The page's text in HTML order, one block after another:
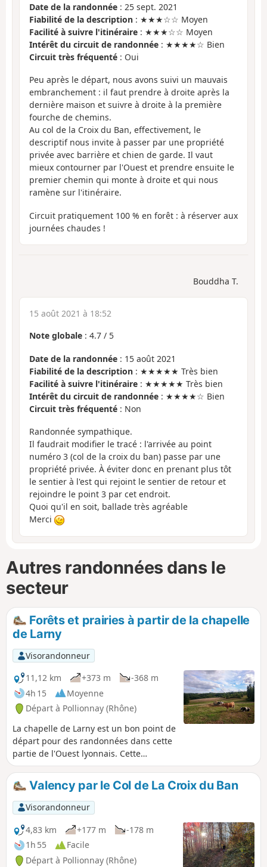
Date de la randonnée : 25 sept. 2021
Fiabilité de la description : ★★★☆☆ Moyen
Facilité à suivre l'itinéraire : ★★★☆☆ Moyen
Intérêt du circuit de randonnée : ★★★★☆ Bien
Circuit très fréquenté : Oui
Peu après le départ, nous avons suivi un mauvais
embranchement : il faut prendre à droite après la
dernière maison et suivre à droite à la première
fourche de chemins.
Au col de la Croix du Ban, effectivement, le
descriptif nous invite à passer par une propriété
privée avec barrière et chien de garde. Il vaut
mieux contourner par l'Ouest et prendre ensuite le
premier chemin qui monte à droite et qui nous
ramène sur l'itinéraire.
Circuit pratiquement 100 % en forêt : à réserver aux
journées chaudes !
Bouddha T.
15 août 2021 à 18:52
Note globale : 4.7 / 5
Date de la randonnée : 15 août 2021
Fiabilité de la description : ★★★★★ Très bien
Facilité à suivre l'itinéraire : ★★★★★ Très bien
Intérêt du circuit de randonnée : ★★★★☆ Bien
Circuit très fréquenté : Non
Randonnée sympathique.
Il faudrait modifier le tracé : l'arrivée au point
numéro 3 (col de la croix du ban) passe par une
propriété privée. À éviter donc en prenant plus tôt
le sentier à l'est qui rejoint le sentier de retour et
rejoindre le point 3 par cet endroit.
Quoi qu'il en soit, ballade très agréable
Merci
Autres randonnées dans le
secteur
Forêts et prairies à partir de la chapelle
de Larny
Visorandonneur
11,12 km
+373 m
-368 m
4h 15
Moyenne
Départ à Pollionnay (Rhône)
La chapelle de Larny est un bon point de
départ pour des randonnées dans cette
partie de l'Ouest lyonnais. Cette
randonnée permet de parcourir des
paysages vallonnés des prés au pied
des Monts du Lyonnais puis de
parcourir les forêts qui recouvrent ces
monts. Parcours varié, en très grande
partie ombragé et le plus souvent sur
des sentiers et chemins non
goudronnés.
Valency par le Col de La Croix du Ban
Visorandonneur
4,83 km
+177 m
-178 m
1h 55
Facile
Départ à Pollionnay (Rhône)